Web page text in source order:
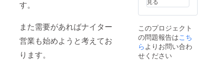
す。
また需要があればナイター
営業も始めようと考えてお
ります。
このプロジェクト
の問題報告はこち
ら よりお問い合わ
せください